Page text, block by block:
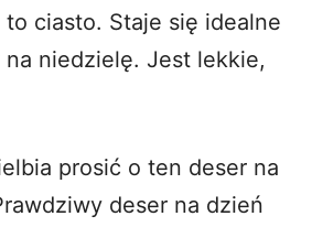
ciasto. Staje się idealne
niedzielę. Jest lekkie,
prosić o ten deser na
deser na dzień